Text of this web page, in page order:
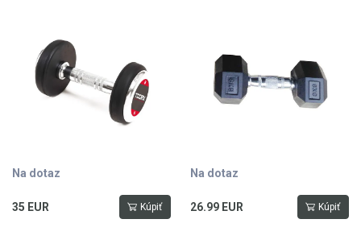
Na dotaz
35 EUR Kúpiť
Na dotaz
26.99 EUR Kúpiť